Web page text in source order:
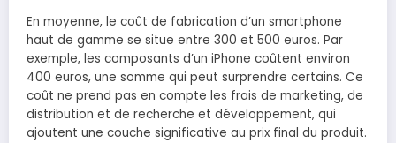
En moyenne, le coût de fabrication d’un smartphone
haut de gamme se situe entre 300 et 500 euros. Par
exemple, les composants d’un iPhone coûtent environ
400 euros, une somme qui peut surprendre certains. Ce
coût ne prend pas en compte les frais de marketing, de
distribution et de recherche et développement, qui
ajoutent une couche significative au prix final du produit.